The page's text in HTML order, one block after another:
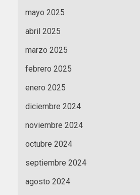
mayo 2025
abril 2025
marzo 2025
febrero 2025
enero 2025
diciembre 2024
noviembre 2024
octubre 2024
septiembre 2024
agosto 2024